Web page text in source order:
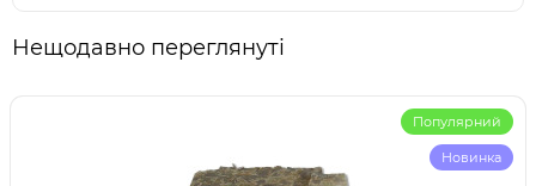
Нещодавно переглянуті
Популярний
Новинка